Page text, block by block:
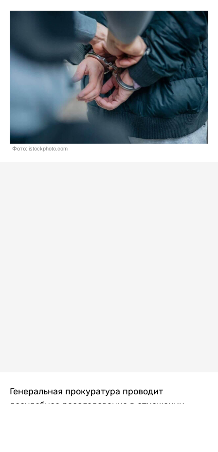
Фото: istockphoto.com
Генеральная прокуратура проводит
досудебное расследование в отношении